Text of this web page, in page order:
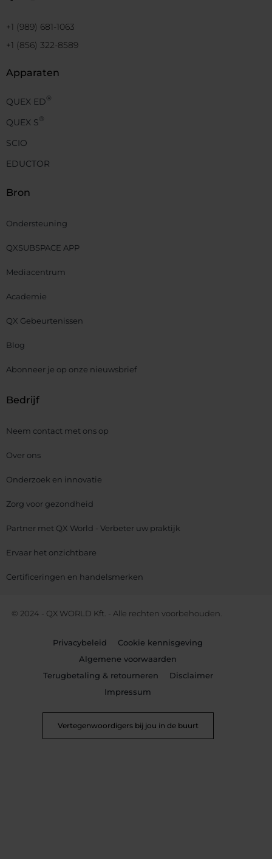
+1 (989) 681-1063
+1 (856) 322-8589
Apparaten
QUEX ED®
QUEX S®
SCIO
EDUCTOR
Bron
Ondersteuning
QXSUBSPACE APP
Mediacentrum
Academie
QX Gebeurtenissen
Blog
Abonneer je op onze nieuwsbrief
Bedrijf
Neem contact met ons op
Over ons
Onderzoek en innovatie
Zorg voor gezondheid
Partner met QX World - Verbeter uw praktijk
Ervaar het onzichtbare
Certificeringen en handelsmerken
© 2024 - QX WORLD Kft. - Alle rechten voorbehouden.
Privacybeleid
Cookie kennisgeving
Algemene voorwaarden
Terugbetaling & retourneren
Disclaimer
Impressum
Vertegenwoordigers bij jou in de buurt